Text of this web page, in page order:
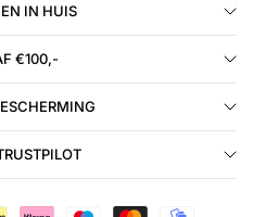
IN HUIS
€100,-